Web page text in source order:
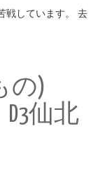
戦しています。 去
の)
仙北